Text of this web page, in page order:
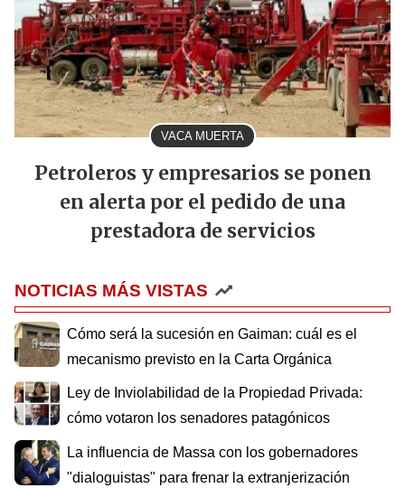
VACA MUERTA
Petroleros y empresarios se ponen
en alerta por el pedido de una
prestadora de servicios
NOTICIAS MÁS VISTAS
Cómo será la sucesión en Gaiman: cuál es el
mecanismo previsto en la Carta Orgánica
Ley de Inviolabilidad de la Propiedad Privada:
cómo votaron los senadores patagónicos
La influencia de Massa con los gobernadores
"dialoguistas" para frenar la extranjerización